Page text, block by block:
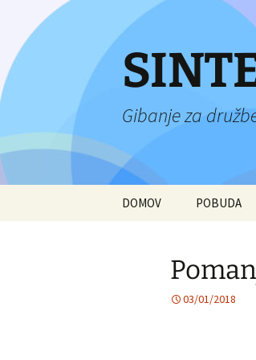
vsebino
Gibanje za
DOMOV POBUDA
03/01/2018